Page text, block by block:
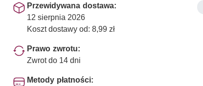
Przewidywana dostawa:
12 sierpnia 2026
Koszt dostawy od: 8,99 zł
Prawo zwrotu:
Zwrot do 14 dni
Metody płatności: